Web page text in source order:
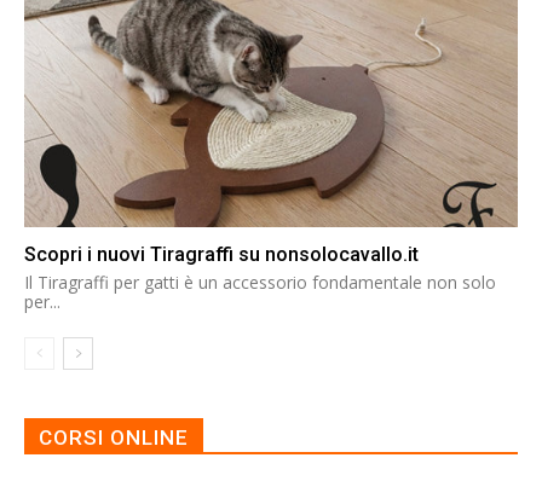
Scopri i nuovi Tiragraffi su nonsolocavallo.it
Il Tiragraffi per gatti è un accessorio fondamentale non solo
per...
CORSI ONLINE